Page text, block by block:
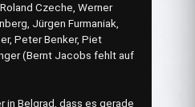
Czeche, Werner
Jürgen Furmaniak,
Peter Benker, Piet
(Bernt Jacobs fehlt auf
in Belgrad, dass es gerade